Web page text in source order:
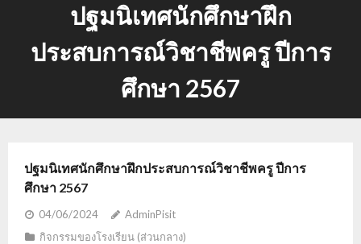
ปฐมนิเทศนักศึกษาฝึก
ประสบการณ์วิชาชีพครู ปีการ
ศึกษา 2567
ปฐมนิเทศนักศึกษาฝึกประสบการณ์วิชาชีพครู ปีการ
ศึกษา 2567
04/06/2024
AdminPisit
กิจกรรมของโรงเรียน (ส่วนกลาง)